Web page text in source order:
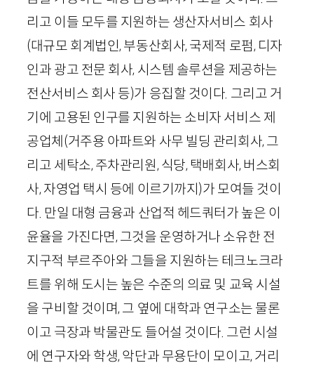
리고 이들 모두를 지원하는 생산자서비스 회사
(대규모 회계법인, 부동산회사, 국제적 로펌, 디자
인과 광고 전문 회사, 시스템 솔루션을 제공하는
전산서비스 회사 등)가 응집할 것이다. 그리고 거
기에 고용된 인구를 지원하는 소비자 서비스 제
공업체(거주용 아파트와 사무 빌딩 관리회사, 그
리고 세탁소, 주차관리원, 식당, 택배회사, 버스회
사, 자영업 택시 등에 이르기까지)가 모여들 것이
다. 만일 대형 금융과 산업적 헤드쿼터가 높은 이
윤율을 가진다면, 그것을 운영하거나 소유한 전
지구적 부르주아와 그들을 지원하는 테크노크라
트를 위해 도시는 높은 수준의 의료 및 교육 시설
을 구비할 것이며, 그 옆에 대학과 연구소는 물론
이고 극장과 박물관도 들어설 것이다. 그런 시설
에 연구자와 학생, 악단과 무용단이 모이고, 거리